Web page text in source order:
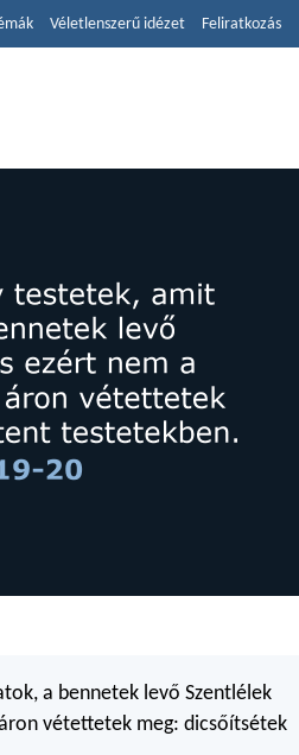
Véletlenszerű idézet Feliratkozás
a bennetek levő Szentlélek
vétettetek meg: dicsőítsétek